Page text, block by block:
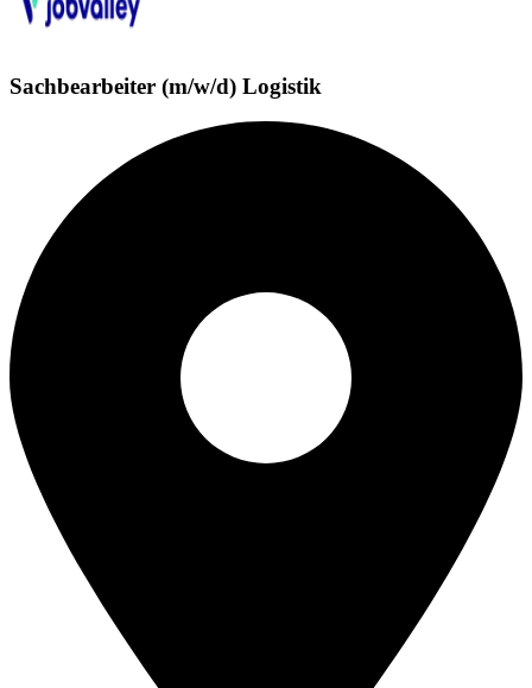
Sachbearbeiter (m/w/d) Logistik